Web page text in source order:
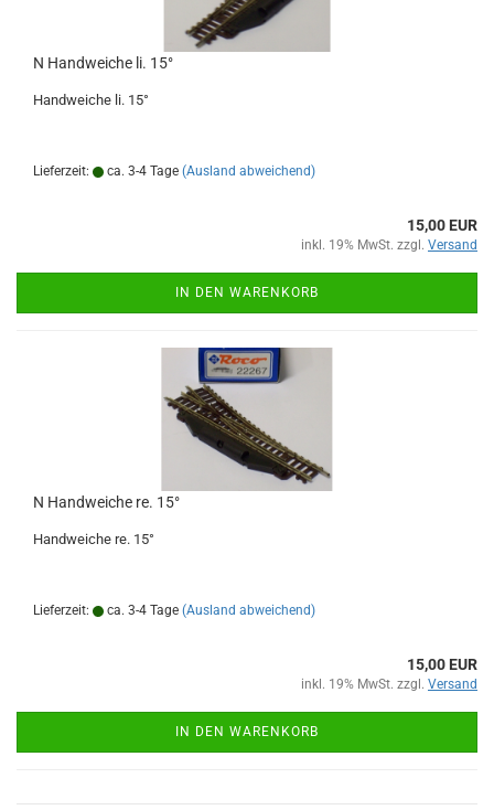
N Handweiche li. 15°
Handweiche li. 15°
Lieferzeit: ca. 3-4 Tage (Ausland abweichend)
15,00 EUR
inkl. 19% MwSt. zzgl. Versand
IN DEN WARENKORB
N Handweiche re. 15°
Handweiche re. 15°
Lieferzeit: ca. 3-4 Tage (Ausland abweichend)
15,00 EUR
inkl. 19% MwSt. zzgl. Versand
IN DEN WARENKORB